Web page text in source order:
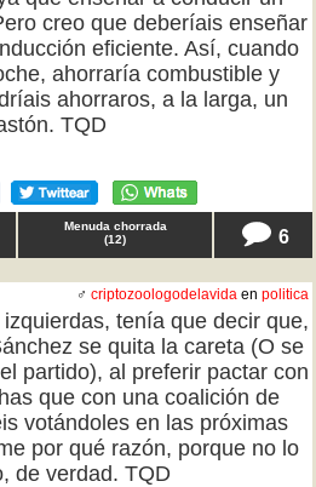
creo que deberíais enseñar
eficiente. Así, cuando
ahorraría combustible y
ahorraros, a la larga, un
TQD
Menuda chorrada
(12) 6
♂ criptozoologodelavida en politica
tenía que decir que,
se quita la careta (O se
partido), al preferir pactar con
que con una coalición de
votándoles en las próximas
por qué razón, porque no lo
de verdad. TQD